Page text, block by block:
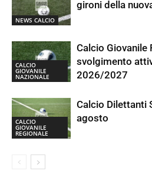
NEWS CALCIO
gironi della
CALCIO
GIOVANILE
NAZIONALE
Calcio Giovanile
svolgimento
2026/2027
CALCIO
GIOVANILE
REGIONALE
Calcio Dilettanti
agosto